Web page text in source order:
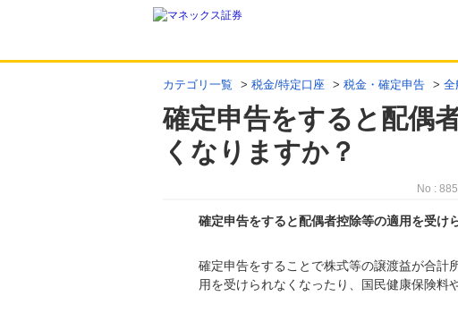
カテゴリ一覧 > 税金/特定口座 > 税金・確定申告 > 全
確定申告をすると配偶
くなりますか？
No : 885
確定申告をすると配偶者控除等の適用を受け
回答
確定申告をすることで株式等の譲渡益が合計
用を受けられなくなったり、国民健康保険料